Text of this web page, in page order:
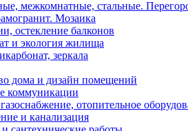
межкомнатные, стальные.
Мозаика
остекление балконов
и экология жилища
зеркала
дома и дизайн помещений
коммуникации
отопительное
и канализация